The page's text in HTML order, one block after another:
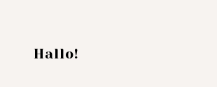
Hallo!